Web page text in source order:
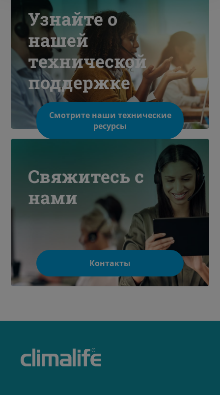
Узнайте о
нашей
технической
поддержке
Смотрите наши технические
ресурсы
Свяжитесь с
нами
Контакты